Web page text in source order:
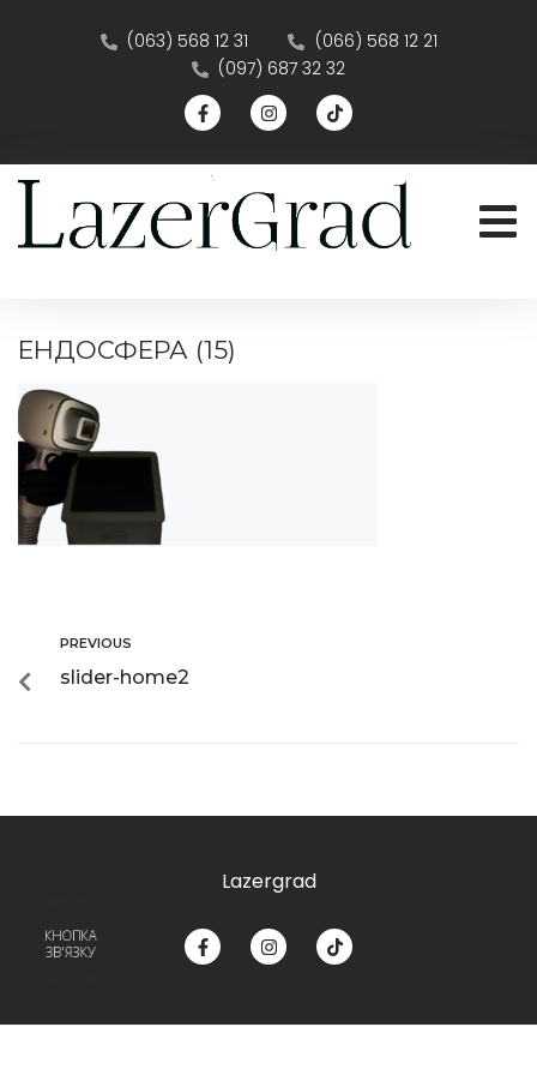
(063) 568 12 31
(066) 568 12 21
(097) 687 32 32
ЕНДОСФЕРА (15)
PREVIOUS
slider-home2
Lazergrad
КНОПКА
ЗВ'ЯЗКУ